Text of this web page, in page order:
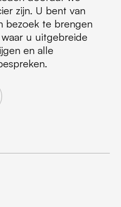
zijn. U bent van
bezoek te brengen
u uitgebreide
en alle